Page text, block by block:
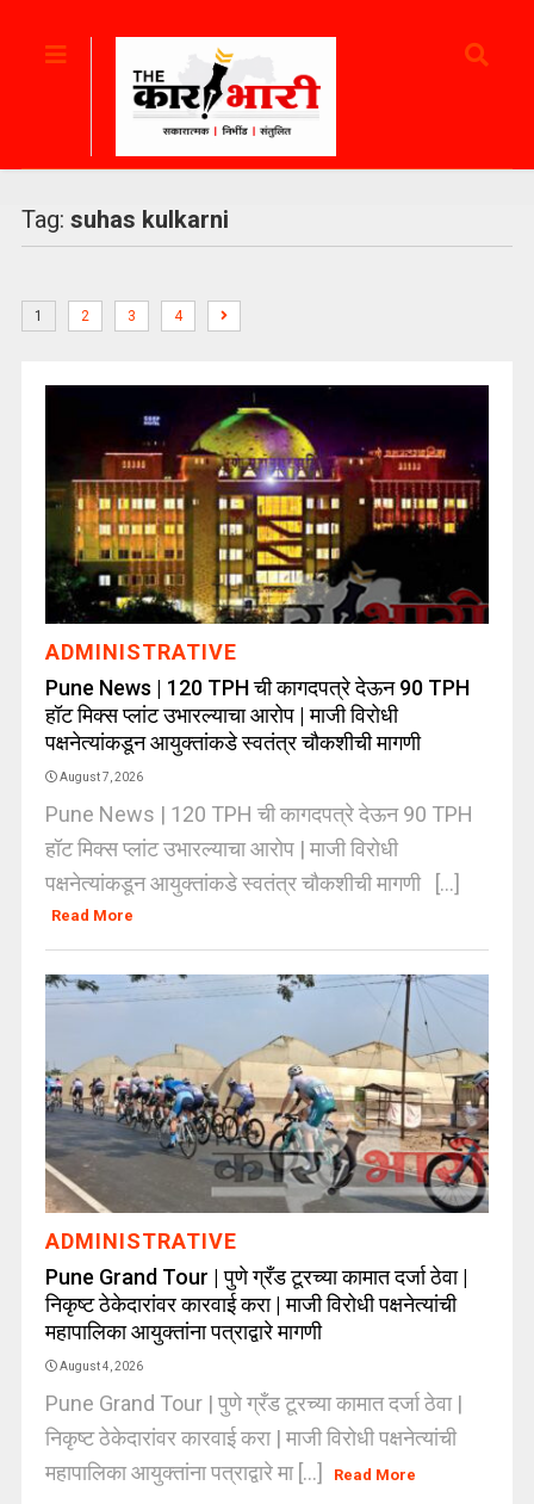
Tag: suhas kulkarni
1 2 3 4
ADMINISTRATIVE
Pune News | 120 TPH ची कागदपत्रे देऊन 90 TPH
हॉट मिक्स प्लांट उभारल्याचा आरोप | माजी विरोधी
पक्षनेत्यांकडून आयुक्तांकडे स्वतंत्र चौकशीची मागणी
August 7, 2026
Pune News | 120 TPH ची कागदपत्रे देऊन 90 TPH
हॉट मिक्स प्लांट उभारल्याचा आरोप | माजी विरोधी
पक्षनेत्यांकडून आयुक्तांकडे स्वतंत्र चौकशीची मागणी [...]
Read More
ADMINISTRATIVE
Pune Grand Tour | पुणे ग्रँड टूरच्या कामात दर्जा ठेवा |
निकृष्ट ठेकेदारांवर कारवाई करा | माजी विरोधी पक्षनेत्यांची
महापालिका आयुक्तांना पत्राद्वारे मागणी
August 4, 2026
Pune Grand Tour | पुणे ग्रँड टूरच्या कामात दर्जा ठेवा |
निकृष्ट ठेकेदारांवर कारवाई करा | माजी विरोधी पक्षनेत्यांची
महापालिका आयुक्तांना पत्राद्वारे मा [...]
Read More